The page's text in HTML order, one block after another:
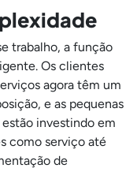
trabalho, a função
Os clientes
agora têm um
e as pequenas
investindo em
como serviço até
de